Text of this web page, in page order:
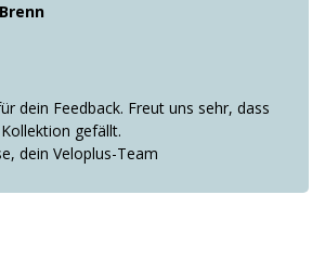
dein Feedback. Freut uns sehr, dass
gefällt.
dein Veloplus-Team